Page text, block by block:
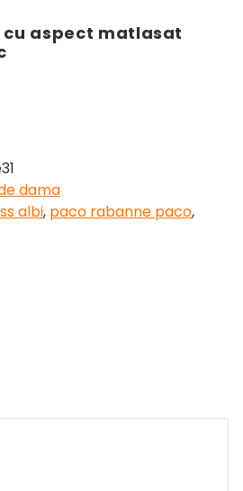
aspect matlasat
dama
albi, paco rabanne paco,